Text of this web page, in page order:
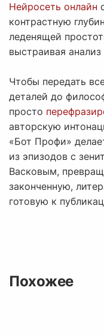
Нейросеть онлайн
контрастную
леденящей
выстраивая
Чтобы передать
деталей до
просто
авторскую
«Бот Профи»
из эпизодов с
Васковым,
законченную,
готовую к
Похожее